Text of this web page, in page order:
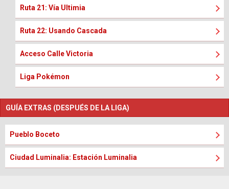
Ruta 21: Vía Ultimia
Ruta 22: Usando Cascada
Acceso Calle Victoria
Liga Pokémon
GUÍA EXTRAS (DESPUÉS DE LA LIGA)
Pueblo Boceto
Ciudad Luminalia: Estación Luminalia